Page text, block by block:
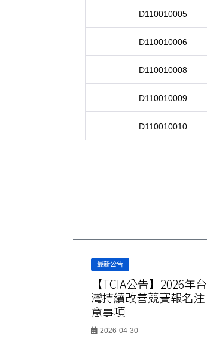
D110010005
D110010006
D110010008
D110010009
D110010010
最新公告
【TCIA公告】2026年台
灣持續改善競賽報名注
意事項
2026-04-30